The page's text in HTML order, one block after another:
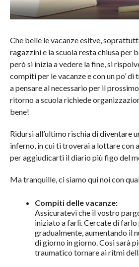
Che belle le vacanze esitve,
ragazzini e la scuola resta chiusa per
però si inizia a vedere la fine, si
compiti per le vacanze e con un po’
a pensare al necessario per il
ritorno a scuola richiede
bene!
Ridursi all’ultimo rischia di diventare
inferno, in cui ti troverai a lottare con
per aggiudicarti il diario più figo del
Ma tranquille, ci siamo qui noi con
Compiti delle vacanze:
Assicuratevi che il vostro
iniziato a farli. Cercate di
gradualmente, aumentando il
di giorno in giorno. Così sarà
traumatico tornare ai ritmi